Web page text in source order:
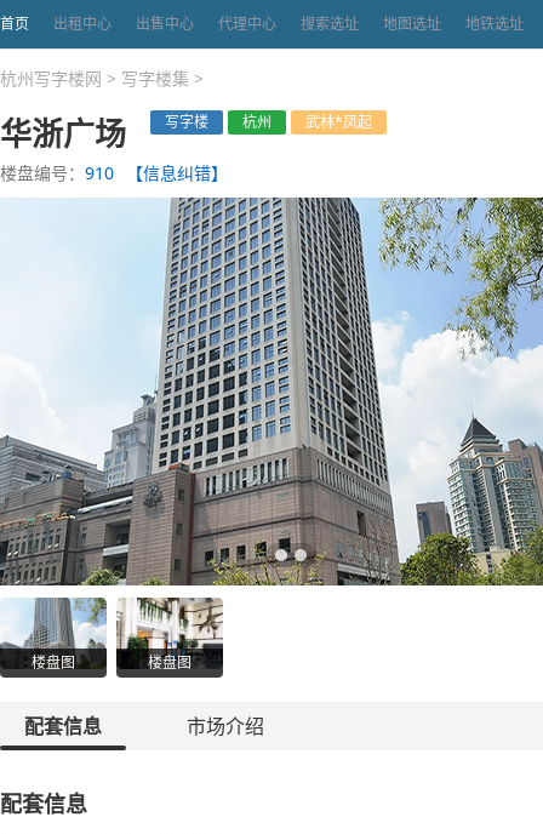
首页 出租中心 出售中心 代理中心 搜索选址 地图选址 地铁选址
杭州写字楼网 > 写字楼集 >
华浙广场 写字楼 杭州 武林*凤起
楼盘编号： 910 【信息纠错】
楼盘图 楼盘图
配套信息 市场介绍
配套信息